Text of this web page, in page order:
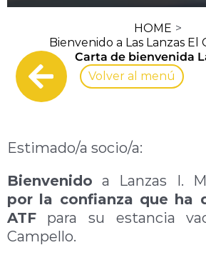
HOME
Bienvenido a Las Lanzas El
Carta de bienvenida
Volver al menú
Estimado/a socio/a:
Bienvenido a Lanzas I.
por la confianza que ha
ATFpara su estancia
Campello.